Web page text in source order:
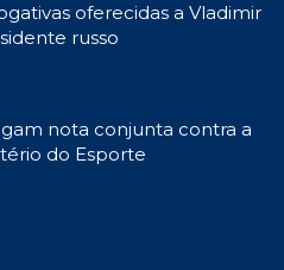
oferecidas a Vladimir
russo
nota conjunta contra a
do Esporte